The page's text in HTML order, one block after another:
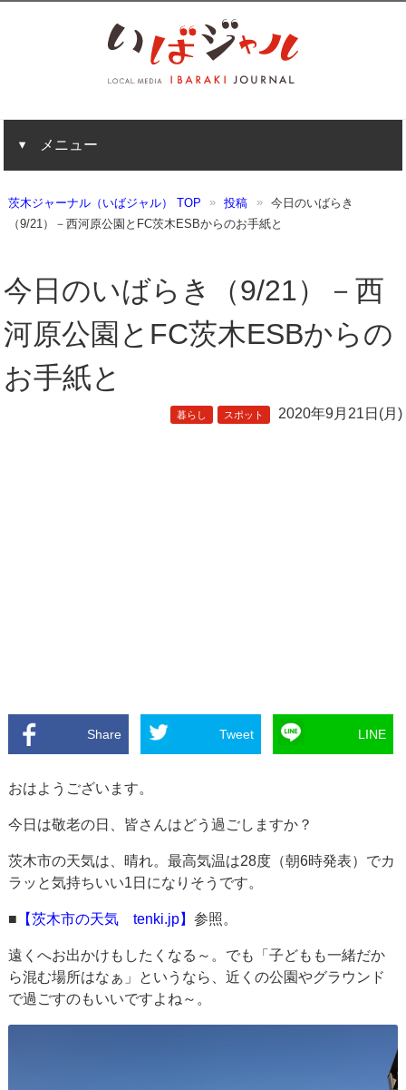
メニュー
茨木ジャーナル（いばジャル） TOP 投稿
今日のいばらき
（9/21）－西河原公園とFC茨木ESBからのお手紙と
今日のいばらき（9/21）－西
河原公園とFC茨木ESBからの
お手紙と
暮らし スポット 2020年9月21日(月)
Share Tweet LINE
おはようございます。
今日は敬老の日、皆さんはどう過ごしますか？
茨木市の天気は、晴れ。最高気温は28度（朝6時発表）でカ
ラッと気持ちいい1日になりそうです。
■ 【茨木市の天気 tenki.jp】参照。
遠くへお出かけもしたくなる～。でも「子どもも一緒だか
ら混む場所はなぁ」というなら、近くの公園やグラウンド
で過ごすのもいいですよね～。